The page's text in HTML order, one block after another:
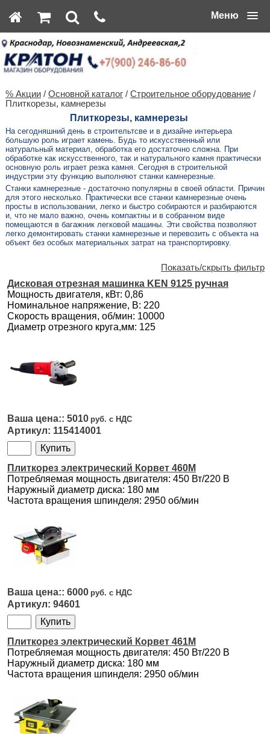
Меню
% Акции/ Основной каталог/ Строительное оборудование/
Плиткорезы, камнерезы
Плиткорезы, камнерезы
На сегодняшний день в строительтсве и в дизайне интерьера
большую роль играет камень. Будь то искусственный или
натуральный материал, обработка его достаточно сложна. При
обработке как искусственного, так и натурального камня практически
основную роль играет резка камня. Сегодня в строительной
индустрии эту функцию выполняют станки камнерезные.
Станки камнерезные - достаточно популярны в своей области. Причин
для этого несколько. Практически все станки камнерезные очень
просты в использовании, легко и быстро собираются и разбираются
и, что не мало важно, очень компактны и в собранном виде
помещаются в багажник легковой машины. Эти свойства позволяют
легко демонтировать станки камнерезные и перевозить с объекта на
объект без особых материальных затрат на транспортировку.
Показать/скрыть фильтр
Дисковая отрезная машинка KEN 9125 ручная
Мощность двигателя, кВт: 0,86
Номинальное напряжение, В: 220
Скорость вращения, об/мин: 10000
Диаметр отрезного круга,мм: 125
5010
115414001
Плиткорез электрический Корвет 460М
Потребляемая мощность двигателя: 450 Вт/220 В
Наружный диаметр диска: 180 мм
Частота вращения шпинделя: 2950 об/мин
6000
94601
Плиткорез электрический Корвет 461М
Потребляемая мощность двигателя: 450 Вт/220 В
Наружный диаметр диска: 180 мм
Частота вращения шпинделя: 2950 об/мин